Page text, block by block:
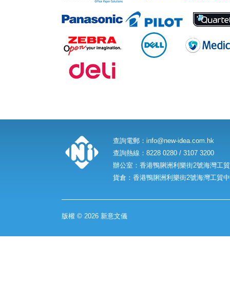
查詢電郵： info@new-idea.com.hk
查詢熱線：8228 0280 / 3107 3200
辦公室：香港鴨脷洲利樂街2號海灣工
貨倉：香港鴨脷洲利樂街2號海灣工貿
版權 © 2026 新意文儀